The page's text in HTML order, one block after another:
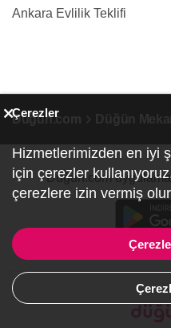
Ankara Evlilik Teklifi
Düğün.com
Düğün.com
Çerezler
Hizmetlerimizden en iyi
için çerezler
çerezlere izin vermiş